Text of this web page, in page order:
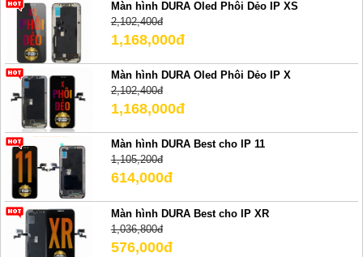
Màn hình DURA Oled Phôi Dẻo IP XS
2,102,400đ
1,168,000đ
Màn hình DURA Oled Phôi Dẻo IP X
2,102,400đ
1,168,000đ
Màn hình DURA Best cho IP 11
1,105,200đ
614,000đ
Màn hình DURA Best cho IP XR
1,036,800đ
576,000đ